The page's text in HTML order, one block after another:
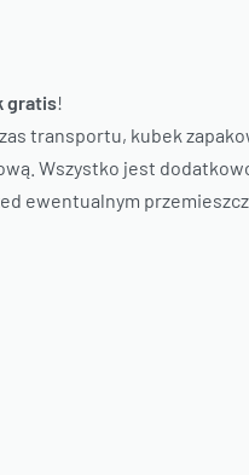
gratis!
transportu, kubek
Wszystko jest
ewentualnym